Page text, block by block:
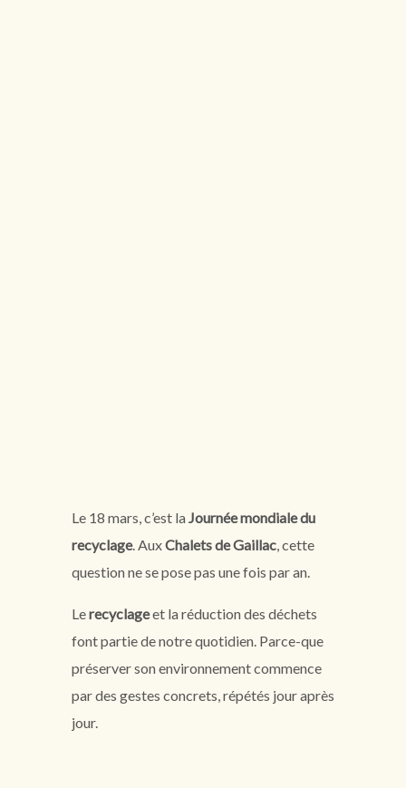
Le 18 mars, c’est laJournée mondiale du
recyclage. AuxChalets de Gaillac, cette
question ne se pose pas une fois par an.
Lerecyclageet la réduction des déchets
font partie de notre quotidien. Parce-que
préserver son environnement commence
par des gestes concrets, répétés jour après
jour.